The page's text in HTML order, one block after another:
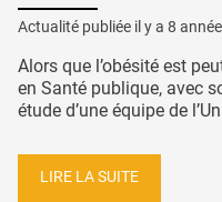
Actualité publiée il y a 8
Alors que l’obésité est
en Santé publique, avec
étude d’une équipe de
LIRE LA SUITE